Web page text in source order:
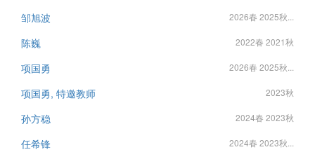
邹旭波 2026春 2025秋...
陈巍 2022春 2021秋
项国勇 2026春 2025秋...
项国勇, 特邀教师 2023秋
孙方稳 2024春 2023秋
任希锋 2024春 2023秋...